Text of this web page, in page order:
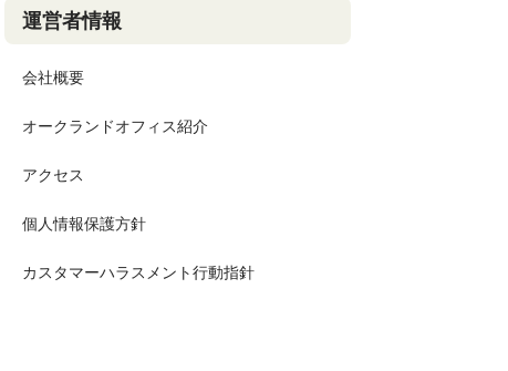
運営者情報
会社概要
オークランドオフィス紹介
アクセス
個人情報保護方針
カスタマーハラスメント行動指針